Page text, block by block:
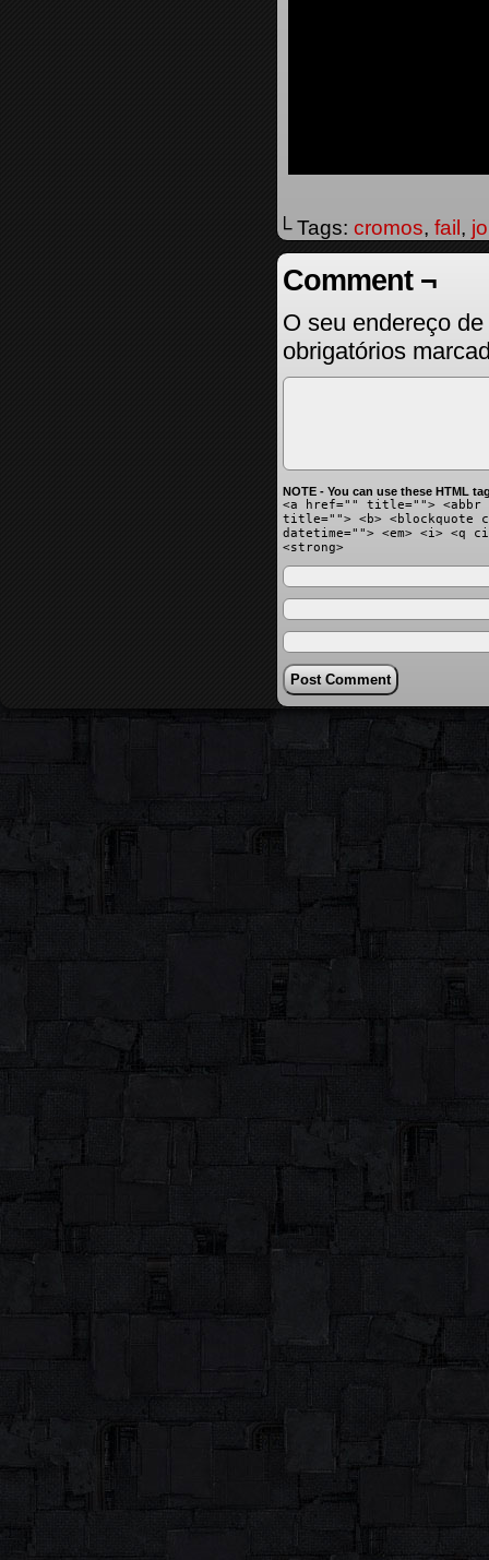
└ Tags: cromos, fail ,
Comment ¬
O seu endereço
obrigatórios
NOTE - You can use these HTML
<a href="" title=""> <abbr
title=""> <b> <blockquote
datetime=""> <em> <i> <q
<strong>